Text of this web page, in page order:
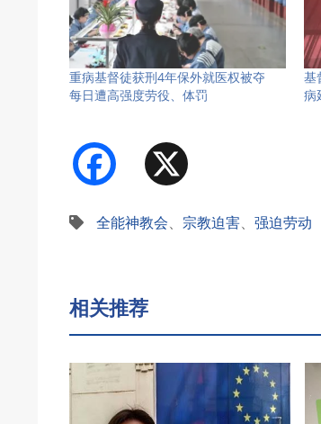
重病基督徒获刑4年保外就医权被夺
每日遭高强度劳役、体罚
基
病
Facebook
全能神教会、 宗教迫害、 强迫劳动
相关推荐